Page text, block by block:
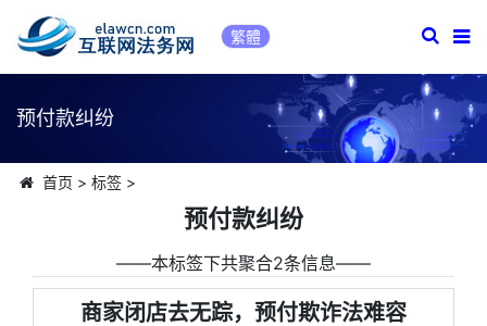
繁體
预付款纠纷
首页 > 标签>
预付款纠纷
――本标签下共聚合2条信息――
商家闭店去无踪，预付欺诈法难容